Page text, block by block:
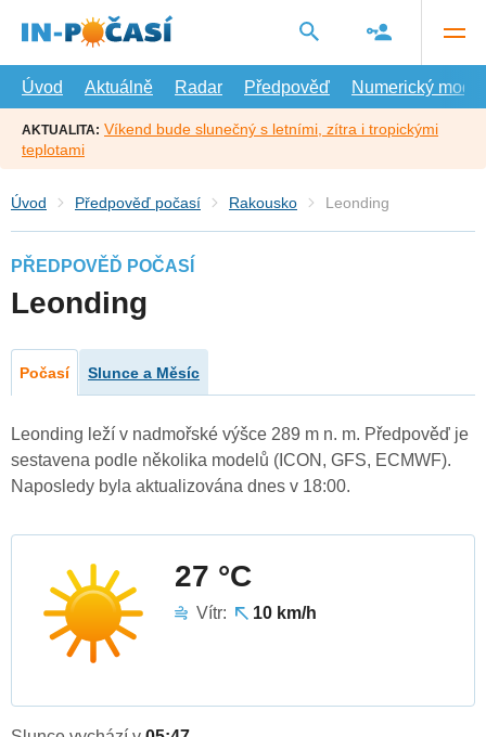
hlavní
Úvod
Aktuálně Radar Předpověď Numerický model
AKTUALITA: Víkend bude slunečný s letními, zítra i tropickými
teplotami
Úvod Předpověď počasí Rakousko Leonding
PŘEDPOVĚĎ POČASÍ
Leonding
Počasí Slunce a Měsíc
Leonding leží v nadmořské výšce 289 m n. m. Předpověď je
sestavena podle několika modelů (ICON, GFS, ECMWF).
Naposledy byla aktualizována dnes v 18:00.
27 °C
Vítr: 10 km/h